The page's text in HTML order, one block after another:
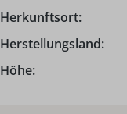
Herkunftsort:
Herstellungsland:
Höhe: